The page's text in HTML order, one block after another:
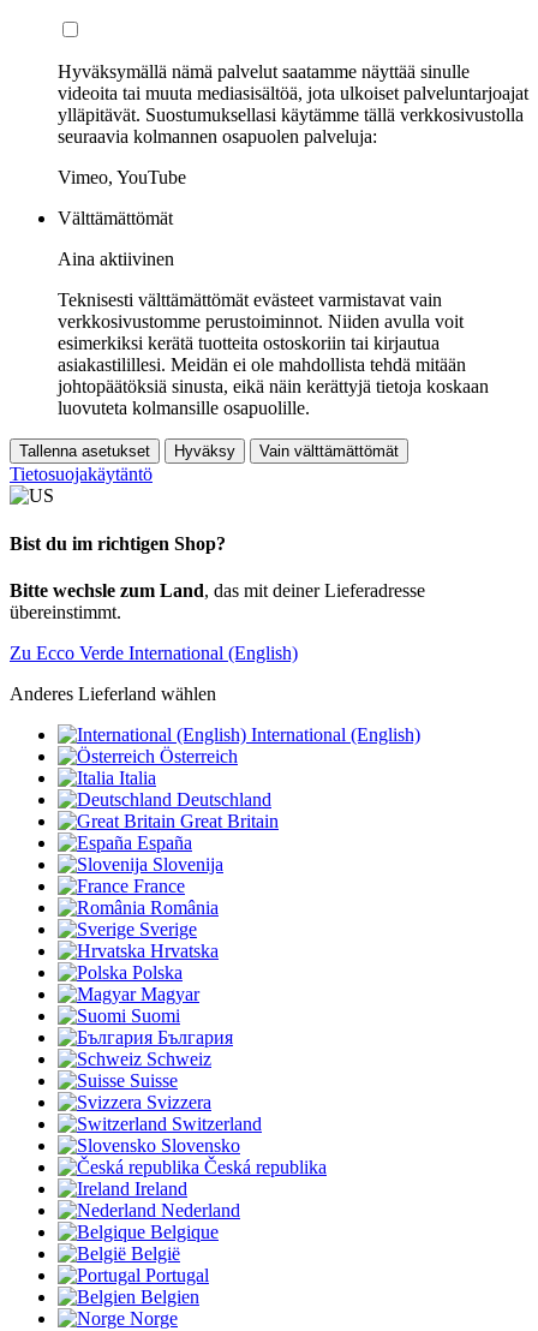
Hyväksymällä nämä palvelut saatamme näyttää sinulle
videoita tai muuta mediasisältöä, jota ulkoiset palveluntarjoajat
ylläpitävät. Suostumuksellasi käytämme tällä verkkosivustolla
seuraavia kolmannen osapuolen palveluja:
Vimeo, YouTube
Välttämättömät
Aina aktiivinen
Teknisesti välttämättömät evästeet varmistavat vain
verkkosivustomme perustoiminnot. Niiden avulla voit
esimerkiksi kerätä tuotteita ostoskoriin tai kirjautua
asiakastilillesi. Meidän ei ole mahdollista tehdä mitään
johtopäätöksiä sinusta, eikä näin kerättyjä tietoja koskaan
luovuteta kolmansille osapuolille.
Tallenna asetukset Hyväksy Vain välttämättömät
Tietosuojakäytäntö
Bist du im richtigen Shop?
Bitte wechsle zum Land, das mit deiner Lieferadresse
übereinstimmt.
Zu Ecco Verde International (English)
Anderes Lieferland wählen
International (English)
Österreich
Italia
Deutschland
Great Britain
España
Slovenija
France
România
Sverige
Hrvatska
Polska
Magyar
Suomi
България
Schweiz
Suisse
Svizzera
Switzerland
Slovensko
Česká republika
Ireland
Nederland
Belgique
België
Portugal
Belgien
Norge